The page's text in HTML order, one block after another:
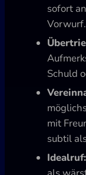
sofort
Vorwurf.
Schuld
mit
subtil
Idealruf: